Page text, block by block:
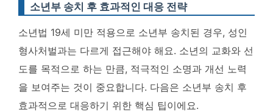
소년부 송치 후 효과적인 대응 전략
소년법 19세 미만 적용으로 소년부 송치된 경우, 성인
형사처벌과는 다르게 접근해야 해요. 소년의 교화와 선
도를 목적으로 하는 만큼, 적극적인 소명과 개선 노력
을 보여주는 것이 중요합니다. 다음은 소년부 송치 후
효과적으로 대응하기 위한 핵심 팁이에요.